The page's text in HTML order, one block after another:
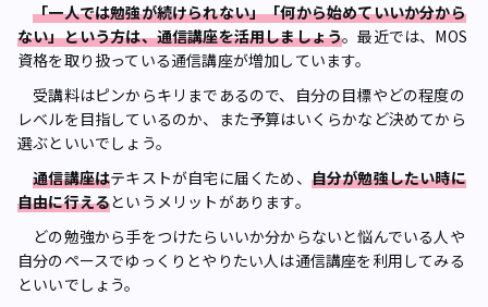
「一人では勉強が続けられない」「何から始めていいか分から
ない」という方は、通信講座を活用しましょう。最近では、MOS
資格を取り扱っている通信講座が増加しています。
受講料はピンからキリまであるので、自分の目標やどの程度の
レベルを目指しているのか、また予算はいくらかなど決めてから
選ぶといいでしょう。
通信講座はテキストが自宅に届くため、 自分が勉強したい時に
自由に行えるというメリットがあります。
どの勉強から手をつけたらいいか分からないと悩んでいる人や
自分のペースでゆっくりとやりたい人は通信講座を利用してみる
といいでしょう。